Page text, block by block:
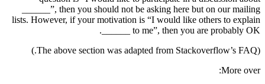
______”, then you should not be asking here but on our mailing
lists. However, if your motivation is “I would like others to explain
______ to me”, then you are probably OK.
(The above section was adapted from Stackoverflow’s FAQ.)
More over: